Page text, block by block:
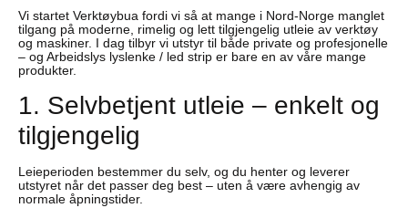
Vi startet Verktøybua fordi vi så at mange i Nord-Norge manglet
tilgang på moderne, rimelig og lett tilgjengelig utleie av verktøy
og maskiner. I dag tilbyr vi utstyr til både private og profesjonelle
– og Arbeidslys lyslenke / led strip er bare en av våre mange
produkter.
1. Selvbetjent utleie – enkelt og
tilgjengelig
Leieperioden bestemmer du selv, og du henter og leverer
utstyret når det passer deg best – uten å være avhengig av
normale åpningstider.